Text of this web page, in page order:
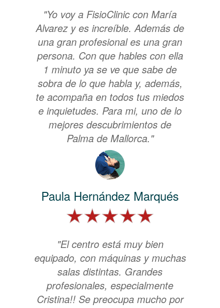
"Yo voy a FisioClinic con María
Alvarez y es increíble. Además de
una gran profesional es una gran
persona. Con que hables con ella
1 minuto ya se ve que sabe de
sobra de lo que habla y, además,
te acompaña en todos tus miedos
e inquietudes. Para mi, uno de lo
mejores descubrimientos de
Palma de Mallorca."
Paula Hernández Marqués
"El centro está muy bien
equipado, con máquinas y muchas
salas distintas. Grandes
profesionales, especialmente
Cristina!! Se preocupa mucho por